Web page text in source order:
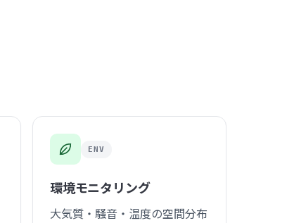
ENV
環境モニタリング
大気質・騒音・温度の空間分布